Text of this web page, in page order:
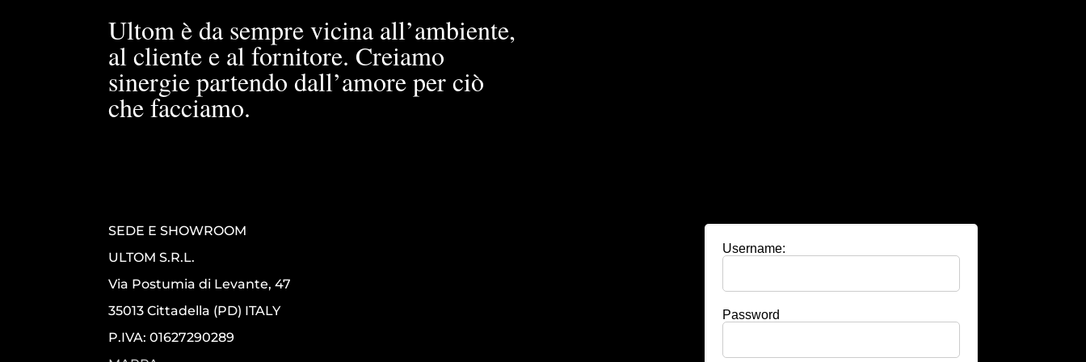
Ultom è da sempre vicina all’ambiente,
al cliente e al fornitore. Creiamo
sinergie partendo dall’amore per ciò
che facciamo.
SEDE E SHOWROOM
ULTOM S.R.L.
Via Postumia di Levante, 47
35013 Cittadella (PD) ITALY
P.IVA: 01627290289
Username:
Password